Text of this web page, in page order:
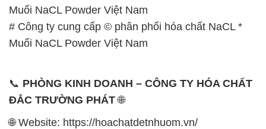
Muối NaCL Powder Việt Nam
# Công ty cung cấp © phân phối hóa chất NaCL *
Muối NaCL Powder Việt Nam
📞 PHÒNG KINH DOANH – CÔNG TY HÓA CHẤT
ĐẮC TRƯỜNG PHÁT🌐
🌐 Website: https://hoachatdetnhuom.vn/